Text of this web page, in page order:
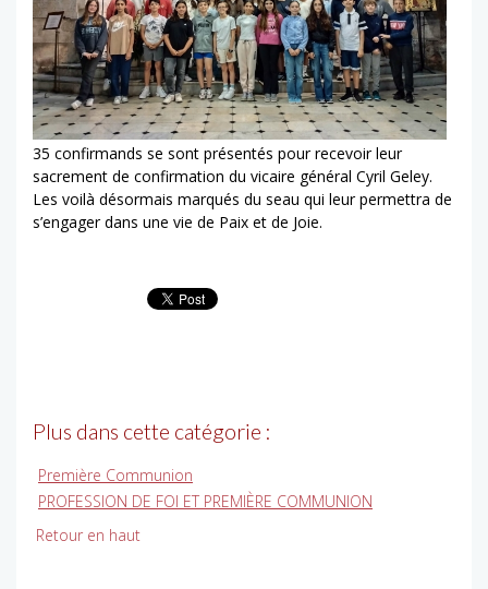
35 confirmands se sont présentés pour recevoir leur
sacrement de confirmation du vicaire général Cyril Geley.
Les voilà désormais marqués du seau qui leur permettra de
s’engager dans une vie de Paix et de Joie.
Plus dans cette catégorie :
Première Communion
PROFESSION DE FOI ET PREMIÈRE COMMUNION
Retour en haut